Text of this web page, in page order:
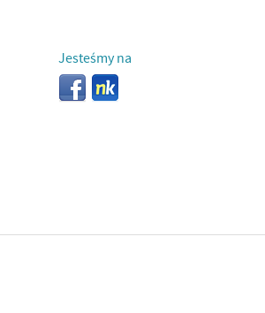
Jesteśmy na